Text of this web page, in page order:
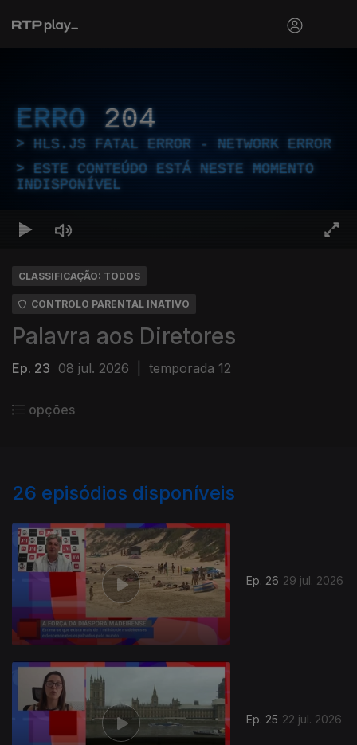
ERRO 204
HLS.JS FATAL ERROR - NETWORK ERROR
ESTE CONTEÚDO ESTÁ NESTE MOMENTO
INDISPONÍVEL
CLASSIFICAÇÃO: TODOS
CONTROLO PARENTAL INATIVO
Palavra aos Diretores
Ep. 23 08 jul. 2026 temporada 12
opções
26 episódios disponíveis
Ep. 26 29 jul. 2026
Ep. 25 22 jul. 2026